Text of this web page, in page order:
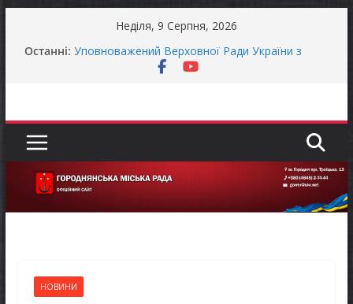
Неділя, 9 Серпня, 2026
Останні: Уповноважений Верховної Ради України з
прав людини проводить опитування щодо
МОВЧАННЯ
Як отримати компенсацію за товари, придбані
для ветеранського бізнесу
НОВИНИ